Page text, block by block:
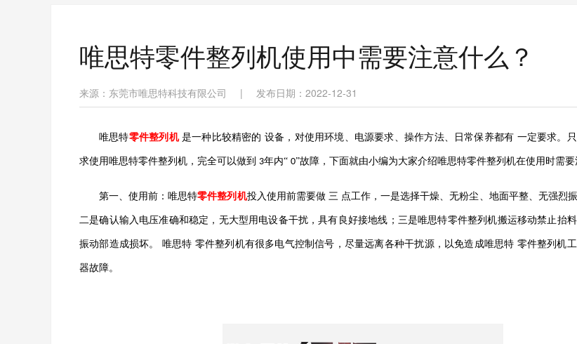
唯思特零件整列机使用中需要注意什么？
来源：东莞市唯思特科技有限公司 | 发布日期：2022-12-31
唯思特零件整列机 是一种比较精密的 设备，对使用环境、电源要求、操作方法、日常保养都有 一定要求。
求使用唯思特零件整列机，完全可以做到 3年内“ 0”故障，下面就由小编为大家介绍唯思特零件整列机在使用时需要
第一、使用前：唯思特零件整列机投入使用前需要做 三 点工作，一是选择干燥、无粉尘、地面平整、无强烈
二是确认输入电压准确和稳定，无大型用电设备干扰，具有良好接地线；三是唯思特零件整列机搬运移动禁止抬
振动部造成损坏。 唯思特 零件整列机有很多电气控制信号，尽量远离各种干扰源，以免造成唯思特 零件整列机
器故障。